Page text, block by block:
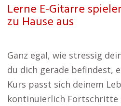
Lerne E-Gitarre
zu Hause aus
Ganz egal, wie stressig
du dich gerade befindest,
Kurs passt sich deinem
kontinuierlich Fortschritte